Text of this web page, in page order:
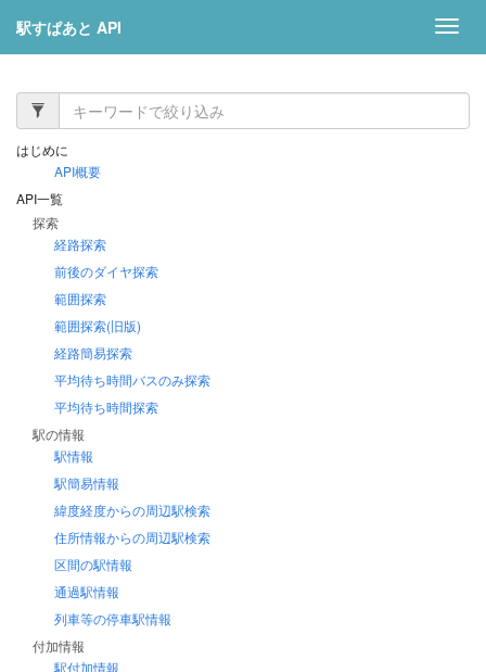
駅すぱあと API
はじめに
API概要
API一覧
探索
経路探索
前後のダイヤ探索
範囲探索
範囲探索(旧版)
経路簡易探索
平均待ち時間バスのみ探索
平均待ち時間探索
駅の情報
駅情報
駅簡易情報
緯度経度からの周辺駅検索
住所情報からの周辺駅検索
区間の駅情報
通過駅情報
列車等の停車駅情報
付加情報
駅付加情報